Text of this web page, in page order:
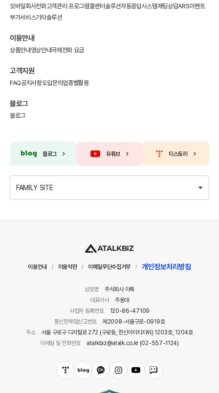
모바일회사전화고객관리 프로그램콜센터솔루션자동응답시스템채팅상담ARS이벤트
부가서비스기타솔루션
이용안내
상품안내 영상안내국제전화 요금
고객지원
FAQ공지사항도입문의 업종별활용
블로그
블로그
블로그 유튜브 티스토리
FAMILY SITE
이용안내 / 이용약관 / 이메일무단수집거부 / 개인정보처리방침
상호명
주식회사 아톡
대표이사
주웅대
사업자 등록번호
120-86-47109
통신판매업신고번호
제2008-서울구로-0919호
주소
서울 구로구 디지털로 272 (구로동, 한신아이티타워) 1203호, 1204호
이메일 및 전화번호
atalkbiz@atalk.co.kr (02-557-1124)